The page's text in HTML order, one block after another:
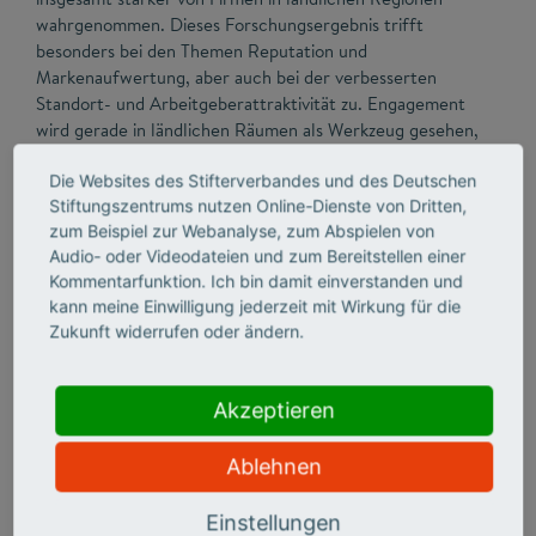
wahrgenommen. Dieses Forschungsergebnis trifft
besonders bei den Themen Reputation und
Markenaufwertung, aber auch bei der verbesserten
Standort- und Arbeitgeberattraktivität zu. Engagement
wird gerade in ländlichen Räumen als Werkzeug gesehen,
Die Websites des Stifterverbandes und des Deutschen
Stiftungszentrums nutzen Online-Dienste von Dritten,
zum Beispiel zur Webanalyse, zum Abspielen von
Audio- oder Videodateien und zum Bereitstellen einer
Kommentarfunktion. Ich bin damit einverstanden und
kann meine Einwilligung jederzeit mit Wirkung für die
Zukunft widerrufen oder ändern.
Akzeptieren
Ablehnen
Einstellungen